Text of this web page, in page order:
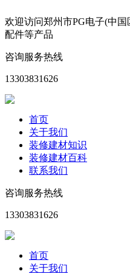
欢迎访问郑州市PG电子(中
配件等产品
咨询服务热线
13303831626
首页
关于我们
装修建材知识
装修建材百科
联系我们
咨询服务热线
13303831626
首页
关于我们